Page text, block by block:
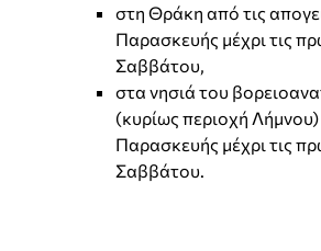
στη Θράκη από τις
Παρασκευής μέχρι τις
Σαββάτου,
στα νησιά του
(κυρίως περιοχή
Παρασκευής μέχρι τις
Σαββάτου.